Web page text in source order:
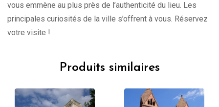
vous emmène au plus près de l’authenticité du lieu. Les
principales curiosités de la ville s’offrent à vous. Réservez
votre visite !
Produits similaires